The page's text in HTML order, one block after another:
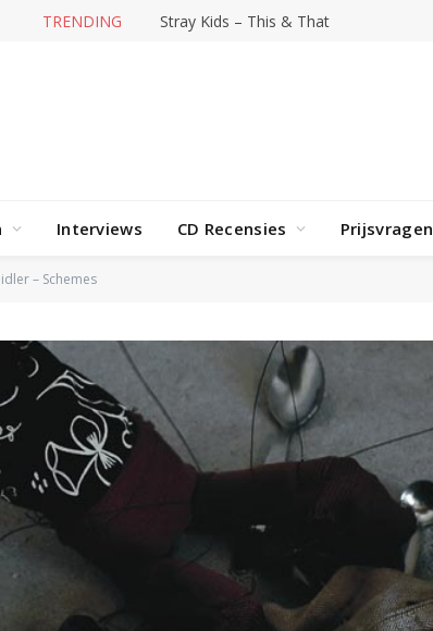
TRENDING Stray Kids – This & That
Interviews CD Recensies Prijsvragen
– Schemes